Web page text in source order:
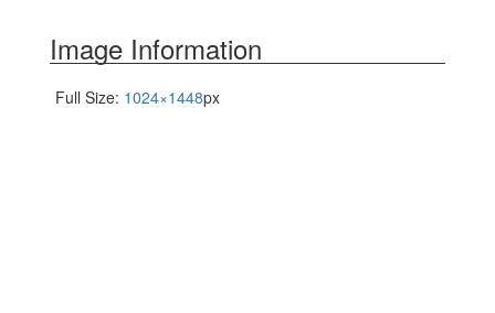
Image Information
Full Size: 1024×1448px